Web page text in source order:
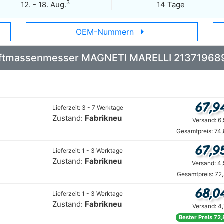
12. - 18. Aug.3
14 Tage
OEM-Nummern arrow_right
MAGNETI MARELLI
Lieferzeit: 3 - 7 Werktage
Zustand: Fabrikneu Versand:
Gesamtpreis:
Lieferzeit: 1 - 3 Werktage
Zustand: Fabrikneu Versand:
Gesamtpreis:
Lieferzeit: 1 - 3 Werktage
Zustand: Fabrikneu Versand:
Bester Preis